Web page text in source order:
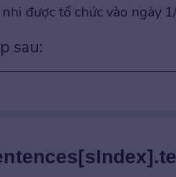
được tổ chức vào ngày
sau: